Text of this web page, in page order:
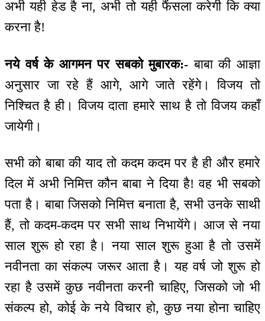
अभी यही हेड है ना, अभी तो यही फैंसला करेगी कि क्या
करना है!
नये वर्ष के आगमन पर सबको मुबारक:- बाबा की आज्ञा
अनुसार जा रहे हैं आगे, आगे जाते रहेंगे। विजय तो
निश्चित है ही। विजय दाता हमारे साथ है तो विजय कहाँ
जायेगी।
सभी को बाबा की याद तो कदम कदम पर है ही और हमारे
दिल में अभी निमित्त कौन बाबा ने दिया है! वह भी सबको
पता है। बाबा जिसको निमित्त बनाता है, सभी उनके साथी
हैं, तो कदम-कदम पर सभी साथ निभायेंगे। आज से नया
साल शुरू हो रहा है। नया साल शुरू हुआ है तो उसमें
नवीनता का संकल्प जरूर आता है। यह वर्ष जो शुरू हो
रहा है उसमें कुछ नवीनता करनी चाहिए, जिसको जो भी
संकल्प हो, कोई के नये विचार हो, कुछ नया होना चाहिए